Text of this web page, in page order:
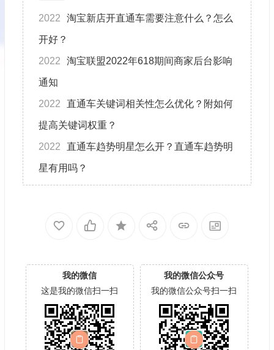
2022 淘宝新店开直通车需要注意什么？怎么
开好？
2022 淘宝联盟2022年618期间商家后台影响
通知
2022 直通车关键词相关性怎么优化？附如何
提高关键词权重？
2022 直通车趋势明星怎么开？直通车趋势明
星有用吗？
我的微信
这是我的微信扫一扫
我的微信公众号
我的微信公众号扫一扫